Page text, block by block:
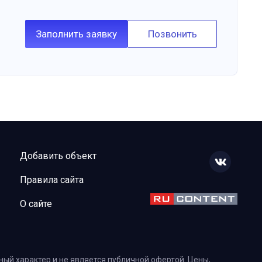
Заполнить заявку Позвонить
Добавить объект
Правила сайта
О сайте
характер и не является публичной офертой. Цены,